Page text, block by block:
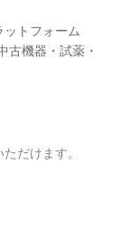
トフォーム
古機器・試薬・
だけます。